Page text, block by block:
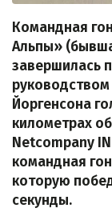
Командная
Альпы»
завершилась
Йоргенсона
километрах
Netcompany
командная
которую
секунды.